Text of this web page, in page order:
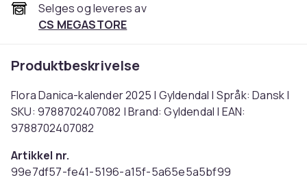
Selges og leveres av
CS MEGASTORE
Produktbeskrivelse
Flora Danica-kalender 2025 | Gyldendal | Språk: Dansk |
SKU: 9788702407082 | Brand: Gyldendal | EAN:
9788702407082
Artikkel nr.
99e7df57-fe41-5196-a15f-5a65e5a5bf99